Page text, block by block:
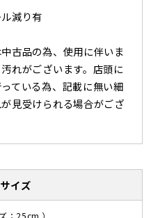
減り有
古品の為、使用に伴いま
れがございます。店頭に
ている為、記載に無い細
見受けられる場合がござ
イズ
：25cm ）